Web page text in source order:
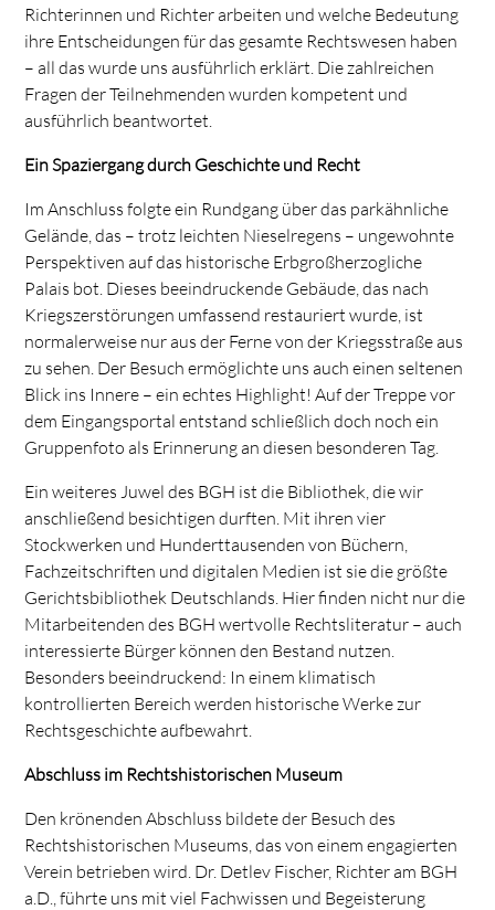
Richterinnen und Richter arbeiten und welche Bedeutung
ihre Entscheidungen für das gesamte Rechtswesen haben
– all das wurde uns ausführlich erklärt. Die zahlreichen
Fragen der Teilnehmenden wurden kompetent und
ausführlich beantwortet.
Ein Spaziergang durch Geschichte und Recht
Im Anschluss folgte ein Rundgang über das parkähnliche
Gelände, das – trotz leichten Nieselregens – ungewohnte
Perspektiven auf das historische Erbgroßherzogliche
Palais bot. Dieses beeindruckende Gebäude, das nach
Kriegszerstörungen umfassend restauriert wurde, ist
normalerweise nur aus der Ferne von der Kriegsstraße aus
zu sehen. Der Besuch ermöglichte uns auch einen seltenen
Blick ins Innere – ein echtes Highlight! Auf der Treppe vor
dem Eingangsportal entstand schließlich doch noch ein
Gruppenfoto als Erinnerung an diesen besonderen Tag.
Ein weiteres Juwel des BGH ist die Bibliothek, die wir
anschließend besichtigen durften. Mit ihren vier
Stockwerken und Hunderttausenden von Büchern,
Fachzeitschriften und digitalen Medien ist sie die größte
Gerichtsbibliothek Deutschlands. Hier finden nicht nur die
Mitarbeitenden des BGH wertvolle Rechtsliteratur – auch
interessierte Bürger können den Bestand nutzen.
Besonders beeindruckend: In einem klimatisch
kontrollierten Bereich werden historische Werke zur
Rechtsgeschichte aufbewahrt.
Abschluss im Rechtshistorischen Museum
Den krönenden Abschluss bildete der Besuch des
Rechtshistorischen Museums, das von einem engagierten
Verein betrieben wird. Dr. Detlev Fischer, Richter am BGH
a.D., führte uns mit viel Fachwissen und Begeisterung